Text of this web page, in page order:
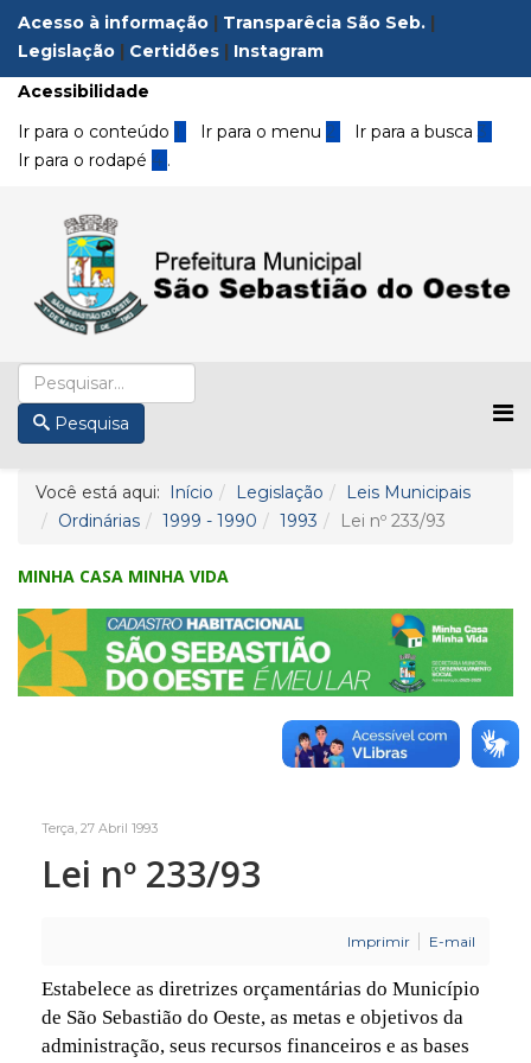
Acesso à informação | Transparêcia São Seb. |
Legislação | Certidões | Instagram
Acessibilidade
Ir para o conteúdo 1 Ir para o menu 2 Ir para a busca3
Ir para o rodapé 4 .
Pesquisa
Você está aqui: Início Legislação
Leis Municipais
Ordinárias
1999 - 1990 1993 Lei nº 233/93
MINHA CASA MINHA VIDA
Terça, 27 Abril 1993
Lei nº 233/93
Imprimir E-mail
Estabelece as diretrizes orçamentárias do Município
de São Sebastião do Oeste, as metas e objetivos da
administração, seus recursos financeiros e as bases